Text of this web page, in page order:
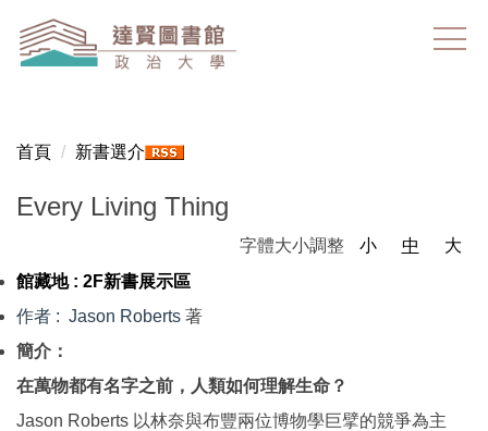
到
主
容
首頁 新書選介
Every Living Thing
字體大小調整 小 中
大
館藏地 : 2F新書展示區
作者 : Jason Roberts 著
簡介：
在萬物都有名字之前，人類如何理解生命？
Jason Roberts 以林奈與布豐兩位博物學巨擘的競爭為主